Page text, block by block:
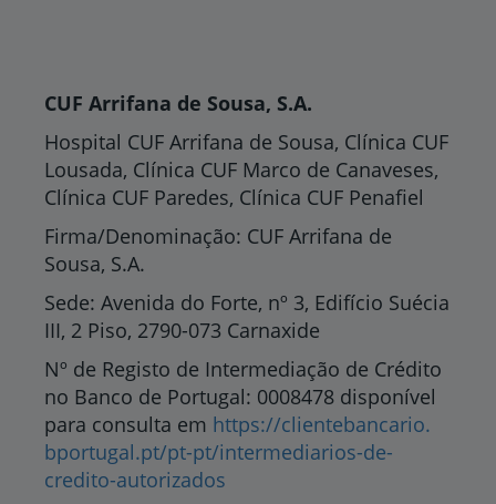
CUF Arrifana de Sousa, S.A.
Hospital CUF Arrifana de Sousa, Clínica CUF
Lousada, Clínica CUF Marco de Canaveses,
Clínica CUF Paredes, Clínica CUF Penafiel
Firma/Denominação: CUF Arrifana de
Sousa, S.A.
Sede: Avenida do Forte, nº 3, Edifício Suécia
III, 2 Piso, 2790-073 Carnaxide
Nº de Registo de Intermediação de Crédito
no Banco de Portugal: 0008478 disponível
para consulta em https://clientebancario.
bportugal.pt/pt-pt/intermediarios-de-
credito-autorizados